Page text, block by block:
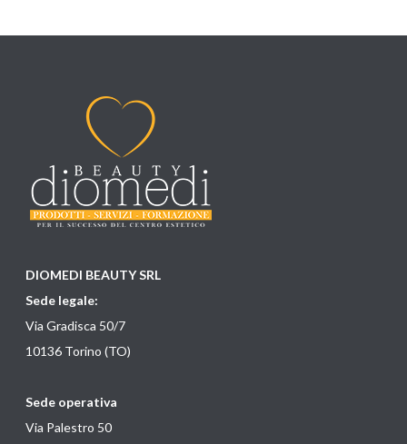
DIOMEDI BEAUTY SRL
Sede legale:
Via Gradisca 50/7
10136 Torino (TO)
Sede operativa
Via Palestro 50